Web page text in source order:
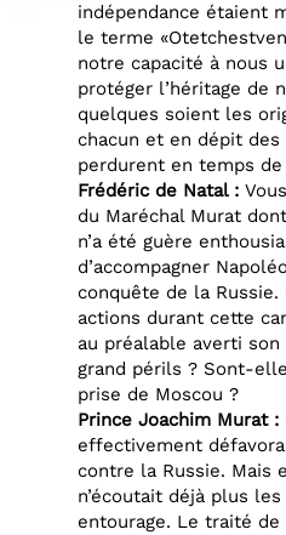
indépendance étaient
le terme
notre capacité à nous
protéger l’héritage de
quelques soient les
chacun et en dépit des
perdurent en temps de
Frédéric de Natal :
du Maréchal Murat
n’a été guère
d’accompagner
conquête de la
actions durant cette
au préalable averti
grand périls ? Sont-
prise de Moscou ?
Prince Joachim Murat :
effectivement
contre la Russie. Mais
n’écoutait déjà plus
entourage. Le traité